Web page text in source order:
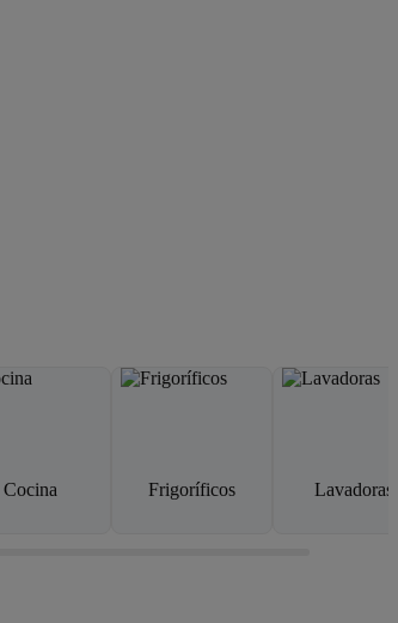
Cocina Frigoríficos Lavadoras